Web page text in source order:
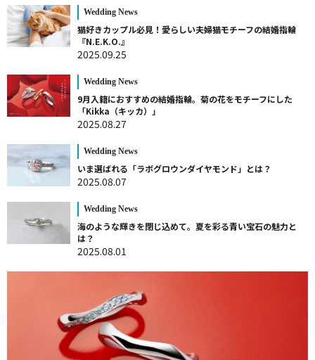
Wedding News
猫好きカップル必見！愛らしい夫婦猫モチーフの結婚指輪
『N.E.K.O.』
2025.09.25
Wedding News
9月入籍におすすめの結婚指輪。菊の花をモチーフにした
「Kikka（キッカ）」
2025.08.27
Wedding News
いま選ばれる「ラボグロウンダイヤモンド」とは？
2025.08.07
Wedding News
海のような輝きを閉じ込めて。夏を彩る青い宝石の魅力と
は？
2025.08.01